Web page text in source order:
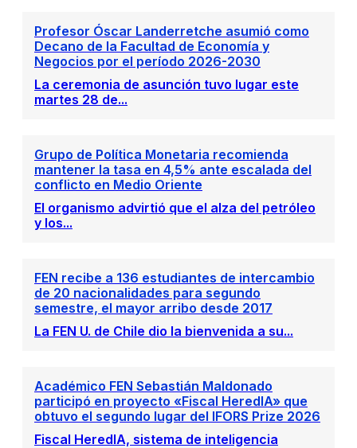
Profesor Óscar Landerretche asumió como
Decano de la Facultad de Economía y
Negocios por el período 2026-2030
La ceremonia de asunción tuvo lugar este
martes 28 de...
Grupo de Política Monetaria recomienda
mantener la tasa en 4,5% ante escalada del
conflicto en Medio Oriente
El organismo advirtió que el alza del petróleo
y los...
FEN recibe a 136 estudiantes de intercambio
de 20 nacionalidades para segundo
semestre, el mayor arribo desde 2017
La FEN U. de Chile dio la bienvenida a su...
Académico FEN Sebastián Maldonado
participó en proyecto «Fiscal HeredIA» que
obtuvo el segundo lugar del IFORS Prize 2026
Fiscal HeredIA, sistema de inteligencia